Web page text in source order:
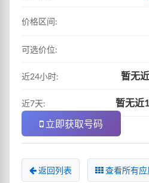
价格区间:
可选价位:
近24小时: 暂无
近7天:
暂无近
立即获取号码
返回列表 查看所有应